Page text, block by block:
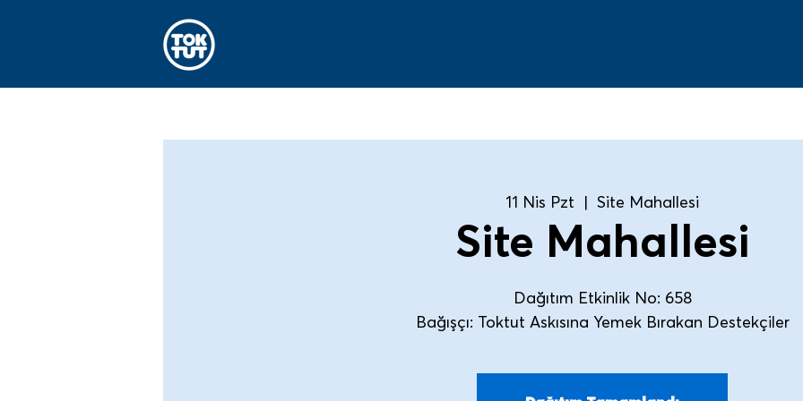
11 Nis Pzt Site Mahallesi
Site Mahallesi
Dağıtım Etkinlik No: 658
Bağışçı: Toktut Askısına Yemek Bırakan Destekçiler